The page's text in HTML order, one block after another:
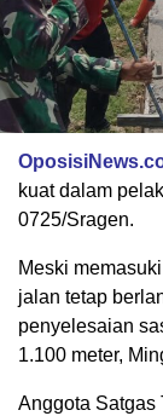
kuat dalam
0725/Sragen.
Meski
jalan tetap
penyelesaian
1.100 meter,
Anggota Satgas